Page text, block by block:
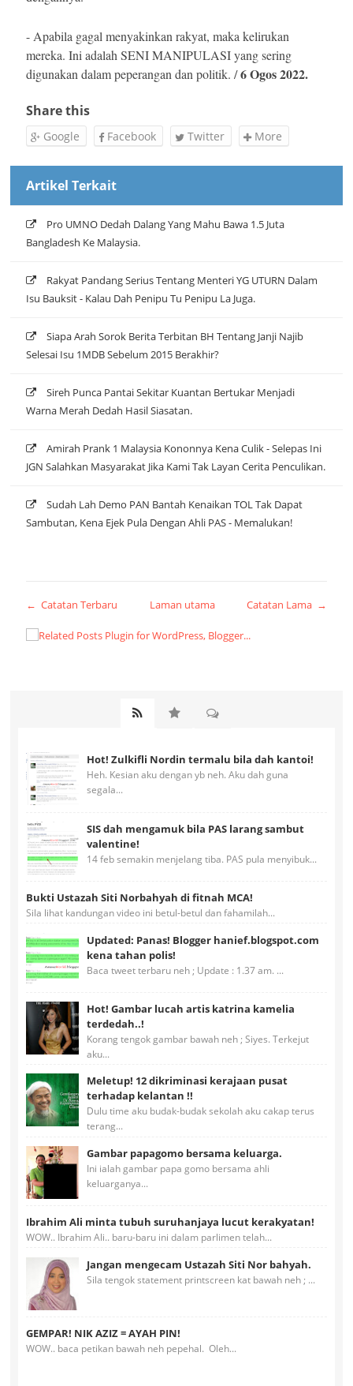
- Apabila gagal menyakinkan rakyat, maka kelirukan
mereka. Ini adalah SENI MANIPULASI yang sering
digunakan dalam peperangan dan politik. /6 Ogos 2022.
Share this
Google Facebook Twitter More
Artikel Terkait
Pro UMNO Dedah Dalang Yang Mahu Bawa 1.5 Juta
Bangladesh Ke Malaysia.
Rakyat Pandang Serius Tentang Menteri YG UTURN Dalam
Isu Bauksit - Kalau Dah Penipu Tu Penipu La Juga.
Siapa Arah Sorok Berita Terbitan BH Tentang Janji Najib
Selesai Isu 1MDB Sebelum 2015 Berakhir?
Sireh Punca Pantai Sekitar Kuantan Bertukar Menjadi
Warna Merah Dedah Hasil Siasatan.
Amirah Prank 1 Malaysia Kononnya Kena Culik - Selepas Ini
JGN Salahkan Masyarakat Jika Kami Tak Layan Cerita Penculikan.
Sudah Lah Demo PAN Bantah Kenaikan TOL Tak Dapat
Sambutan, Kena Ejek Pula Dengan Ahli PAS - Memalukan!
← Catatan Terbaru Catatan Lama →
Laman utama
Hot! Zulkifli Nordin termalu bila dah kantoi!
Heh. Kesian aku dengan yb neh. Aku dah guna
segala...
SIS dah mengamuk bila PAS larang sambut
valentine!
14 feb semakin menjelang tiba. PAS pula menyibuk...
Bukti Ustazah Siti Norbahyah di fitnah MCA!
Sila lihat kandungan video ini betul-betul dan fahamilah...
Updated: Panas! Blogger hanief.blogspot.com
kena tahan polis!
Baca tweet terbaru neh ; Update : 1.37 am. ...
Hot! Gambar lucah artis katrina kamelia
terdedah..!
Korang tengok gambar bawah neh ; Siyes. Terkejut
aku...
Meletup! 12 dikriminasi kerajaan pusat
terhadap kelantan !!
Dulu time aku budak-budak sekolah aku cakap terus
terang...
Gambar papagomo bersama keluarga.
Ini ialah gambar papa gomo bersama ahli
keluarganya...
Ibrahim Ali minta tubuh suruhanjaya lucut kerakyatan!
WOW.. Ibrahim Ali.. baru-baru ini dalam parlimen telah...
Jangan mengecam Ustazah Siti Nor bahyah.
Sila tengok statement printscreen kat bawah neh ; ...
GEMPAR! NIK AZIZ = AYAH PIN!
WOW.. baca petikan bawah neh pepehal. Oleh...